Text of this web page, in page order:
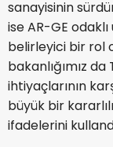
sanayisinin
ise AR-GE
belirleyici bir rol
bakanlığımız
ihtiyaçlarının
büyük bir
ifadelerini